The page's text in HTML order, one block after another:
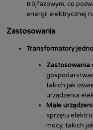
trójfazowym, co
energii elektrycznej
Zastosowania
Transformatory
Zastosowania
takich jak
urządzenia
Małe
sprzętu
mocy, takich